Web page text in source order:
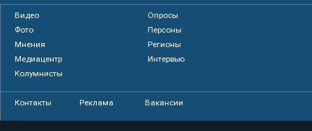
Видео
Опросы
Фото
Персоны
Мнения
Регионы
Медиацентр
Интервью
Колумнисты
Контакты Реклама Вакансии